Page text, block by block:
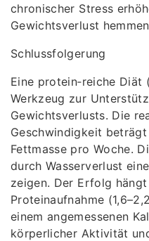
chronischer Stress
Gewichtsverlust
Schlussfolgerung
Eine protein‑reiche Diät
Werkzeug zur
Gewichtsverlusts. Die
Geschwindigkeit
Fettmasse pro Woche.
durch Wasserverlust
zeigen. Der Erfolg
Proteinaufnahme
einem angemessenen
körperlicher Aktivität